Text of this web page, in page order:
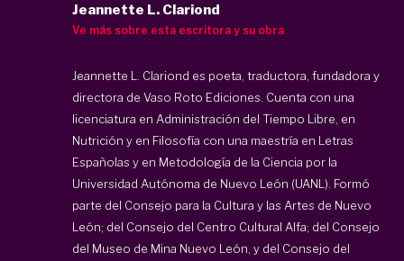
Jeannette L. Clariond
Ve más sobre esta escritora y su obra
Jeannette L. Clariond es poeta, traductora, fundadora y
directora de Vaso Roto Ediciones. Cuenta con una
licenciatura en Administración del Tiempo Libre, en
Nutrición y en Filosofía con una maestría en Letras
Españolas y en Metodología de la Ciencia por la
Universidad Autónoma de Nuevo León (UANL). Formó
parte del Consejo para la Cultura y las Artes de Nuevo
León; del Consejo del Centro Cultural Alfa; del Consejo
del Museo de Mina Nuevo León, y del Consejo del